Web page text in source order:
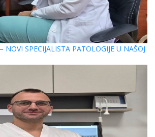
NOVI SPECIJALISTA PATOLOGIJE U NAŠOJ